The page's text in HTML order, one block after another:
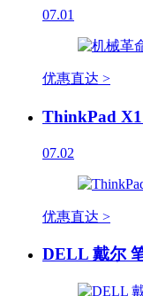
07.01
优惠直达 >
ThinkPad
07.02
优惠直达 >
DELL 戴尔